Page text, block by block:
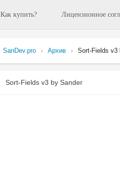
Как купить? Лицензионное
SanDev.pro › Архив › Sort-Fields v3
Sort-Fields v3 by Sander